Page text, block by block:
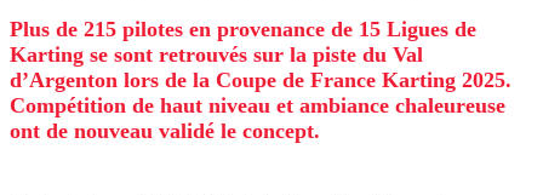
Plus de 215 pilotes en provenance de 15 Ligues de
Karting se sont retrouvés sur la piste du Val
d’Argenton lors de la Coupe de France Karting 2025.
Compétition de haut niveau et ambiance chaleureuse
ont de nouveau validé le concept.